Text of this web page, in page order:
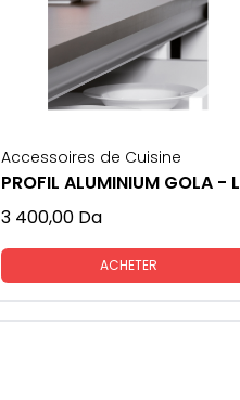
Accessoires de Cuisine
PROFIL ALUMINIUM GOLA - L
3 400,00 Da
ACHETER